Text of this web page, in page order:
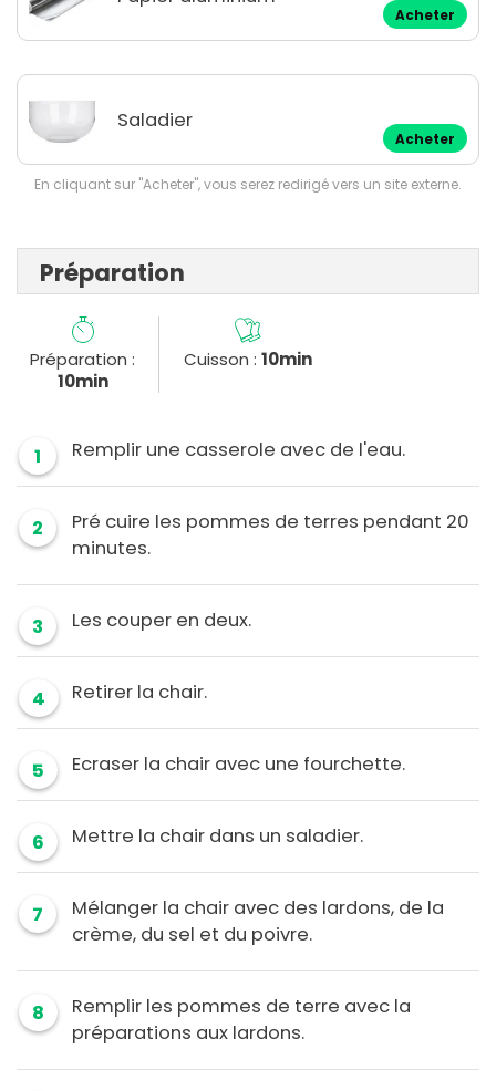
Acheter
Saladier
Acheter
En cliquant sur "Acheter", vous serez redirigé vers un site externe.
Préparation
Préparation :
10min
Cuisson : 10min
1 Remplir une casserole avec de l'eau.
2
Pré cuire les pommes de terres pendant 20
minutes.
3 Les couper en deux.
4 Retirer la chair.
5 Ecraser la chair avec une fourchette.
6 Mettre la chair dans un saladier.
7
Mélanger la chair avec des lardons, de la
crème, du sel et du poivre.
8
Remplir les pommes de terre avec la
préparations aux lardons.